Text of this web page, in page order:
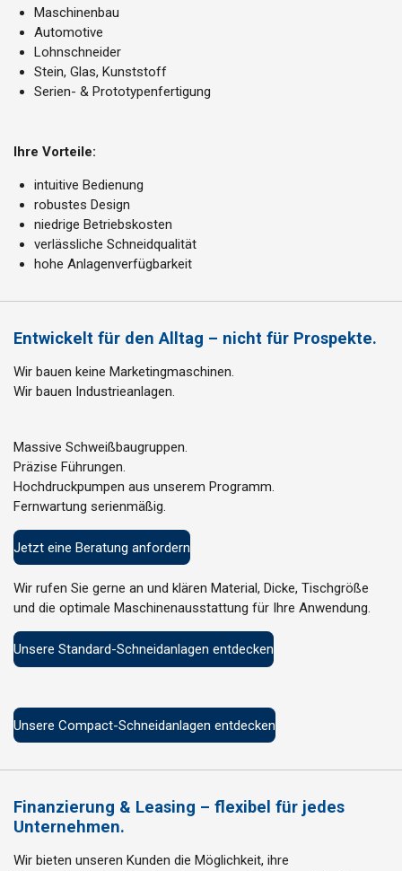
Maschinenbau
Automotive
Lohnschneider
Stein, Glas, Kunststoff
Serien- & Prototypenfertigung
Ihre Vorteile:
intuitive Bedienung
robustes Design
niedrige Betriebskosten
verlässliche Schneidqualität
hohe Anlagenverfügbarkeit
Entwickelt für den Alltag – nicht für Prospekte.
Wir bauen keine Marketingmaschinen.
Wir bauen Industrieanlagen.
Massive Schweißbaugruppen.
Präzise Führungen.
Hochdruckpumpen aus unserem Programm.
Fernwartung serienmäßig.
Jetzt eine Beratung anfordern
Wir rufen Sie gerne an und klären Material, Dicke, Tischgröße
und die optimale Maschinenausstattung für Ihre Anwendung.
Unsere Standard-Schneidanlagen entdecken
Unsere Compact-Schneidanlagen entdecken
Finanzierung & Leasing – flexibel für jedes
Unternehmen.
Wir bieten unseren Kunden die Möglichkeit, ihre